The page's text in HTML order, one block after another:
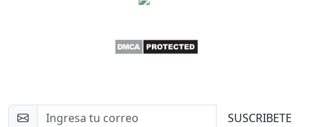
SUSCRIBETE